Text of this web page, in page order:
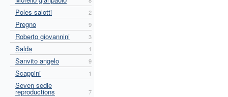
Poles salotti 2
Pregno 9
Roberto giovannini 3
Salda 1
Sanvito angelo 9
Scappini 1
Seven sedie
reproductions 7